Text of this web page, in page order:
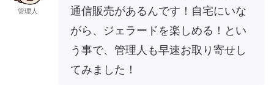
管理人
通信販売があるんです！自宅にいな
がら、ジェラードを楽しめる！とい
う事で、管理人も早速お取り寄せし
てみました！